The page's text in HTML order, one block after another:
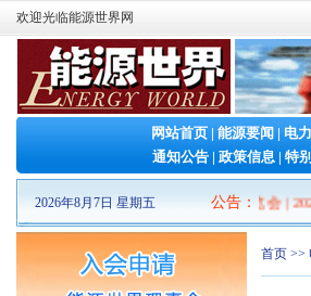
欢迎光临能源世界网
网站首页 | 能源要闻 | 电
通知公告 | 政策信息 | 特
2026年8月7日 星期五 公告 ：
2026山东清洁能源 产业博览会 |2026
首页 >>